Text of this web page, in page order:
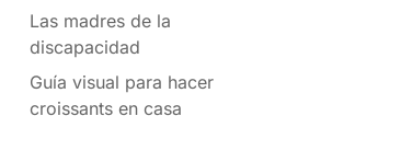
Las madres de la
discapacidad
Guía visual para hacer
croissants en casa